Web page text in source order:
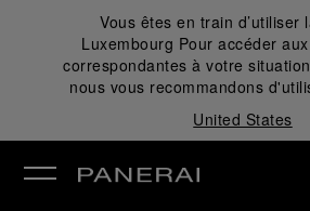
Vous êtes en train d’utiliser
Luxembourg Pour accéder
correspondantes à votre
nous vous recommandons
United States